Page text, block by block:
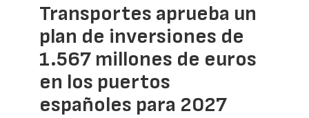
Transportes aprueba un
plan de inversiones de
1.567 millones de euros
en los puertos
españoles para 2027